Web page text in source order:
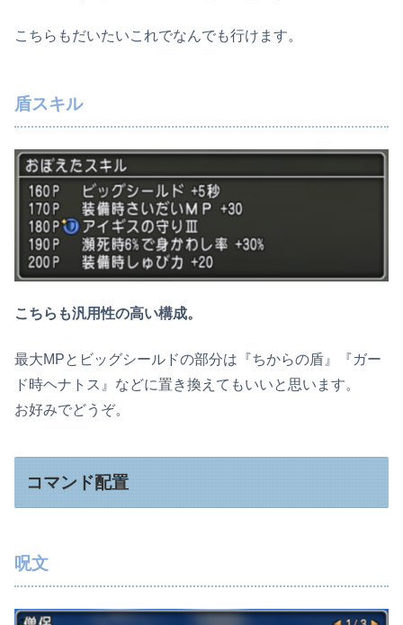
こちらもだいたいこれでなんでも行けます。
盾スキル
こちらも汎用性の高い構成。
最大MPとビッグシールドの部分は『ちからの盾』『ガー
ド時ヘナトス』などに置き換えてもいいと思います。
お好みでどうぞ。
コマンド配置
呪文